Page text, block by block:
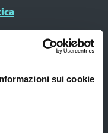
sui cookie